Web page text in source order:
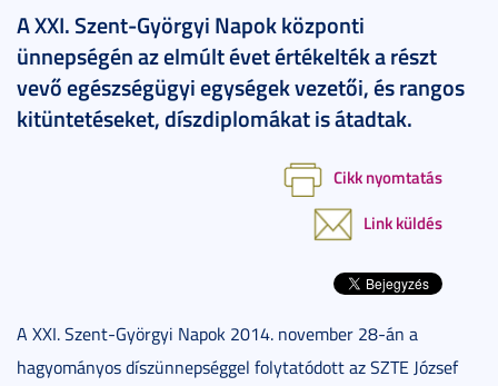
A XXI. Szent-Györgyi Napok központi
ünnepségén az elmúlt évet értékelték a részt
vevő egészségügyi egységek vezetői, és rangos
kitüntetéseket, díszdiplomákat is átadtak.
Cikk nyomtatás
Link küldés
A XXI. Szent-Györgyi Napok 2014. november 28-án a
hagyományos díszünnepséggel folytatódott az SZTE József